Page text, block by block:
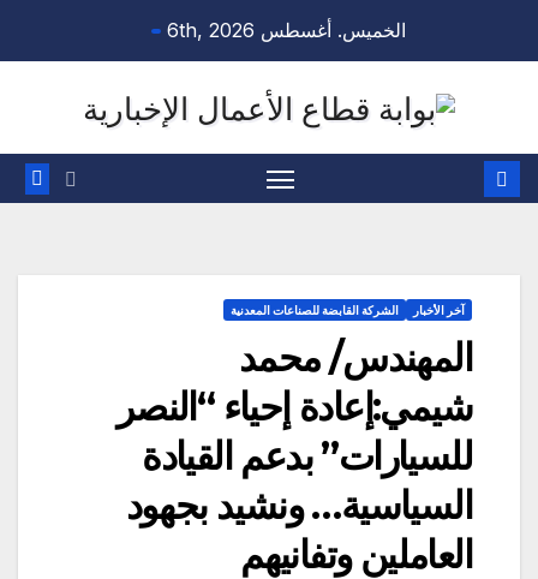
الخميس. أغسطس 6th, 2026
آخر الأخبار الشركة القابضة للصناعات المعدنية
المهندس/ محمد
شيمي:إعادة إحياء “النصر
للسيارات” بدعم القيادة
السياسية… ونشيد بجهود
العاملين وتفانيهم